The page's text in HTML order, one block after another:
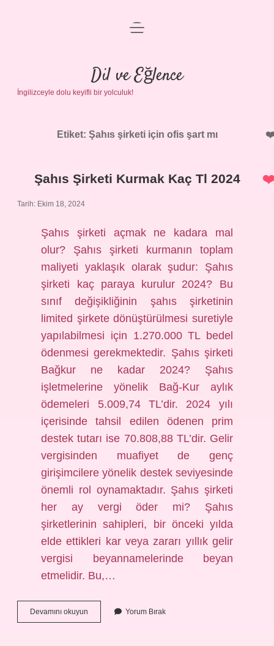
Anasayfa
Gizlilik Politikası
Yasal Uyarı
menüyü
Dil ve Eğlence
İngilizceyle dolu keyifli bir yolculuk!
Etiket: Şahıs şirketi için ofis şart mı
Şahıs Şirketi Kurmak Kaç Tl 2024
Tarih: Ekim 18, 2024
Şahıs şirketi açmak ne kadara mal
olur? Şahıs şirketi kurmanın toplam
maliyeti yaklaşık olarak şudur: Şahıs
şirketi kaç paraya kurulur 2024? Bu
sınıf değişikliğinin şahıs şirketinin
limited şirkete dönüştürülmesi suretiyle
yapılabilmesi için 1.270.000 TL bedel
ödenmesi gerekmektedir. Şahıs şirketi
Bağkur ne kadar 2024? Şahıs
işletmelerine yönelik Bağ-Kur aylık
ödemeleri 5.009,74 TL’dir. 2024 yılı
içerisinde tahsil edilen ödenen prim
destek tutarı ise 70.808,88 TL’dir. Gelir
vergisinden muafiyet de genç
girişimcilere yönelik destek seviyesinde
önemli rol oynamaktadır. Şahıs şirketi
her ay vergi öder mi? Şahıs
şirketlerinin sahipleri, bir önceki yılda
elde ettikleri kar veya zararı yıllık gelir
vergisi beyannamelerinde beyan
etmelidir. Bu,…
Devamını okuyun
Şirketi
Yorum Bırak